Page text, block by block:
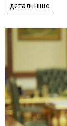
детальніше